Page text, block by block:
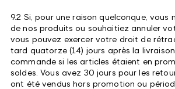
9.2 Si, pour une raison quelconque,
de nos produits ou souhaitiez annuler
vous pouvez exercer votre droit de
tard quatorze (14) jours après la
commande si les articles étaient en
soldes. Vous avez 30 jours pour les
ont été vendus hors promotion ou